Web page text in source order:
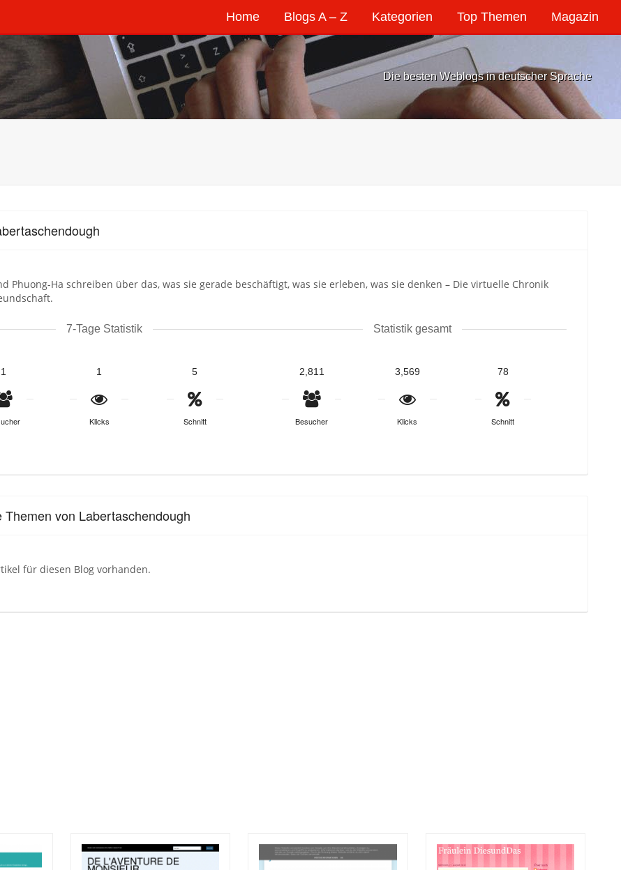
Home Blogs A – Z Kategorien Top Themen Magazin
Die besten Weblogs in deutscher Sprache
Phuong-Ha schreiben über das, was sie gerade beschäftigt, was sie erleben, was sie denken – Die virtuelle Chronik
7-Tage Statistik
1 1
Klicks
5
Schnitt
Statistik gesamt
2,811
Besucher
3,569
Klicks
78
Schnitt
Themen von Labertaschendough
für diesen Blog vorhanden.